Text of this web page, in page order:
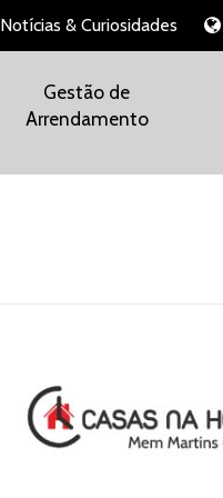
Notícias & Curiosidades
Gestão de
Arrendamento